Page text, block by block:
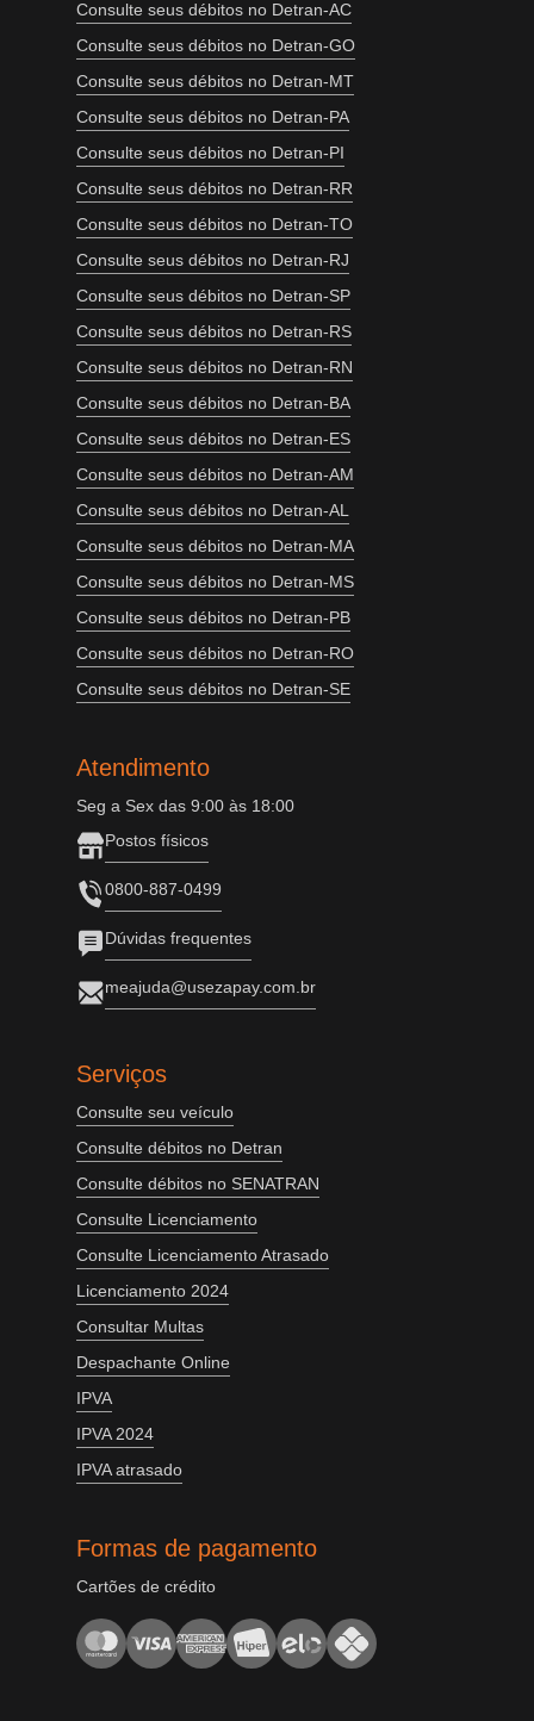
Consulte seus débitos no Detran-AC
Consulte seus débitos no Detran-GO
Consulte seus débitos no Detran-MT
Consulte seus débitos no Detran-PA
Consulte seus débitos no Detran-PI
Consulte seus débitos no Detran-RR
Consulte seus débitos no Detran-TO
Consulte seus débitos no Detran-RJ
Consulte seus débitos no Detran-SP
Consulte seus débitos no Detran-RS
Consulte seus débitos no Detran-RN
Consulte seus débitos no Detran-BA
Consulte seus débitos no Detran-ES
Consulte seus débitos no Detran-AM
Consulte seus débitos no Detran-AL
Consulte seus débitos no Detran-MA
Consulte seus débitos no Detran-MS
Consulte seus débitos no Detran-PB
Consulte seus débitos no Detran-RO
Consulte seus débitos no Detran-SE
Atendimento
Seg a Sex das 9:00 às 18:00
Postos físicos
0800-887-0499
Dúvidas frequentes
meajuda@usezapay.com.br
Serviços
Consulte seu veículo
Consulte débitos no Detran
Consulte débitos no SENATRAN
Consulte Licenciamento
Consulte Licenciamento Atrasado
Licenciamento 2024
Consultar Multas
Despachante Online
IPVA
IPVA 2024
IPVA atrasado
Formas de pagamento
Cartões de crédito